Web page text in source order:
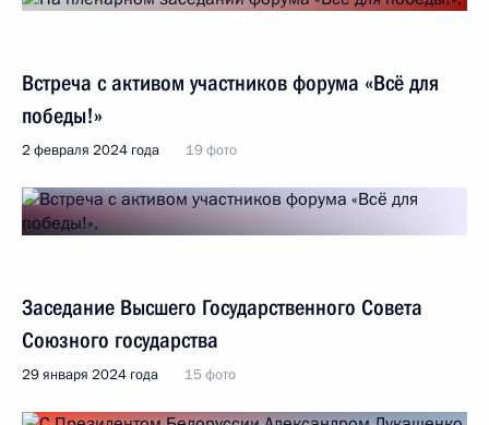
Встреча с активом участников форума «Всё для
победы!»
2 февраля 2024 года 19 фото
Заседание Высшего Государственного Совета
Союзного государства
29 января 2024 года 15 фото